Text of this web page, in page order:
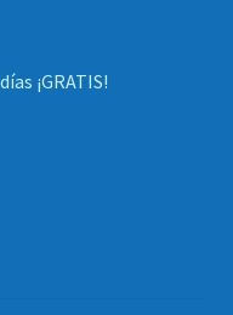
¡GRATIS!